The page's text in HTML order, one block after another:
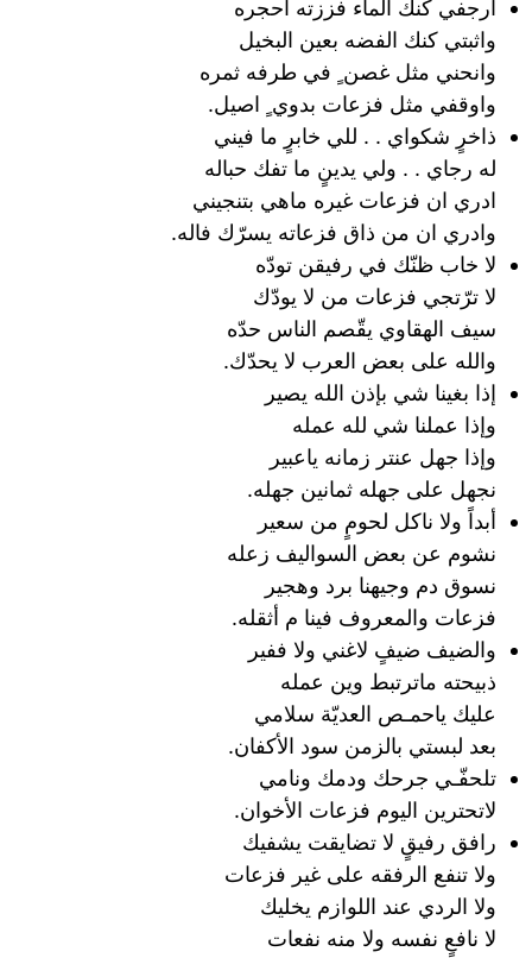
ارجفي كنك الماء فززته احجره
واثبتي كنك الفضه بعين البخيل
وانحني مثل غصن ٍ في طرفه ثمره
واوقفي مثل فزعات بدوي ٍ اصيل.
ذاخرٍ شكواي . . للي خابرٍ ما فيني
له رجاي . . ولي يدينٍ ما تفك حباله
ادري ان فزعات غيره ماهي بتنجيني
وادري ان من ذاق فزعاته يسرّك فاله.
لا خاب ظنّك في رفيقن تودّه
لا ترّتجي فزعات من لا يودّك
سيف الهقاوي يقّصم الناس حدّه
والله على بعض العرب لا يحدّك.
إذا بغينا شي بإذن الله يصير
وإذا عملنا شي لله عمله
وإذا جهل عنتر زمانه ياعبير
نجهل على جهله ثمانين جهله.
أبداً ولا ناكل لحومٍ من سعير
نشوم عن بعض السواليف زعله
نسوق دم وجيهنا برد وهجير
فزعات والمعروف فينا م أثقله.
والضيف ضيفٍ لاغني ولا ففير
ذبيحته ماترتبط وين عمله
عليك ياحمـص العديّة سلامي
بعد لبستي بالزمن سود الأكفان.
تلحفّـي جرحك ودمك ونامي
لاتحترين اليوم فزعات الأخوان.
رافق رفيقٍ لا تضايقت يشفيك
ولا تنفع الرفقه على غير فزعات
ولا الردي عند اللوازم يخليك
لا نافعٍ نفسه ولا منه نفعات